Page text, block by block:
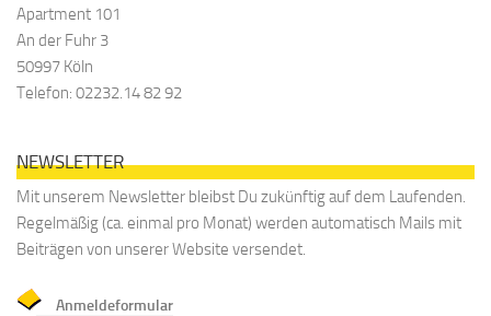
Apartment 101
An der Fuhr 3
50997 Köln
Telefon: 02232.14 82 92
NEWSLETTER
Mit unserem Newsletter bleibst Du zukünftig auf dem Laufenden.
Regelmäßig (ca. einmal pro Monat) werden automatisch Mails mit
Beiträgen von unserer Website versendet.
Anmeldeformular